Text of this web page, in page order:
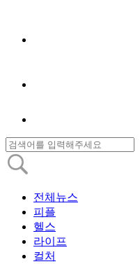
전체뉴스
피플
헬스
라이프
컬처